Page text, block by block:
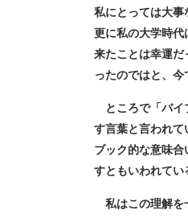
私にとっては大事
更に私の大学時
来たことは幸運
ったのではと、今
ところで「バイ
す言葉と言われ
ブック的な意味
すともいわれてい
私はこの理解を